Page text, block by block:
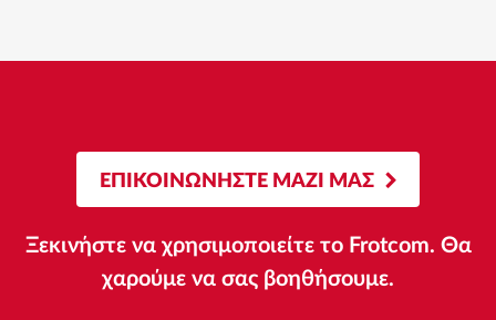
ΕΠΙΚΟΙΝΩΝΗΣΤΕ ΜΑΖΙ ΜΑΣ
Ξεκινήστε να χρησιμοποιείτε το Frotcom. Θα
χαρούμε να σας βοηθήσουμε.